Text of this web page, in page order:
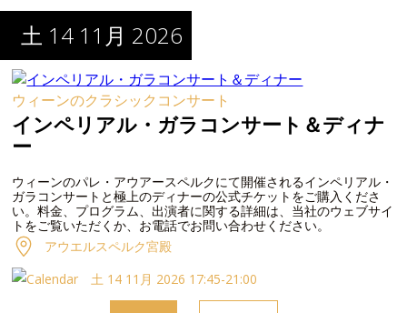
土 14 11月 2026
ウィーンのクラシックコンサート
インペリアル・ガラコンサート＆ディナ
ー
ウィーンのパレ・アウアースペルクにて開催されるインペリアル・
ガラコンサートと極上のディナーの公式チケットをご購入くださ
い。料金、プログラム、出演者に関する詳細は、当社のウェブサイ
トをご覧いただくか、お電話でお問い合わせください。
アウエルスペルク宮殿
土 14 11月 2026 17:45-21:00